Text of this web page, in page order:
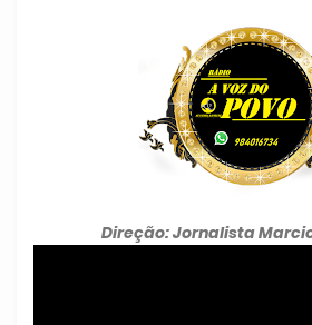
Direção: Jornalista